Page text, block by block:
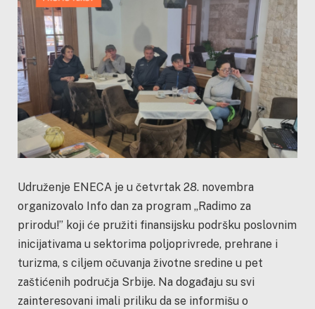
Udruženje ENECA je u četvrtak 28. novembra
organizovalo Info dan za program „Radimo za
prirodu!” koji će pružiti finansijsku podršku poslovnim
inicijativama u sektorima poljoprivrede, prehrane i
turizma, s ciljem očuvanja životne sredine u pet
zaštićenih područja Srbije. Na događaju su svi
zainteresovani imali priliku da se informišu o